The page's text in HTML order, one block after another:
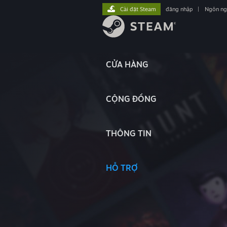
CỬA HÀNG
CỘNG ĐỒNG
THÔNG TIN
HỖ TRỢ
Cài đặt Steam đăng nhập Ngôn